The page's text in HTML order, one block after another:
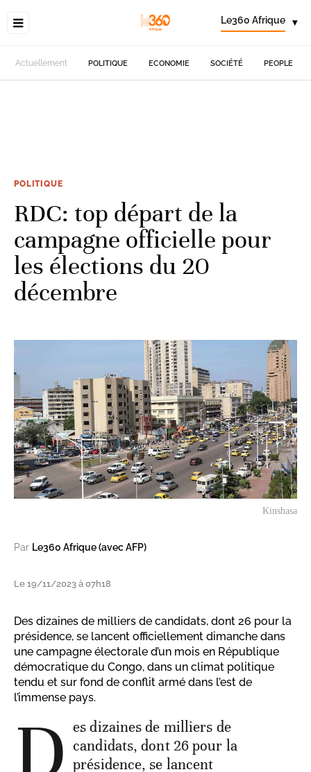
Le360 Afrique ▾
Actuellement POLITIQUE ECONOMIE SOCIÉTÉ PEOPLE
POLITIQUE
RDC: top départ de la
campagne officielle pour
les élections du 20
décembre
Kinshasa
Par Le360 Afrique (avec AFP)
Le 19/11/2023 à 07h18
Des dizaines de milliers de candidats, dont 26 pour la
présidence, se lancent officiellement dimanche dans
une campagne électorale d’un mois en République
démocratique du Congo, dans un climat politique
tendu et sur fond de conflit armé dans l’est de
l’immense pays.
D es dizaines de milliers de
candidats, dont 26 pour la
présidence, se lancent